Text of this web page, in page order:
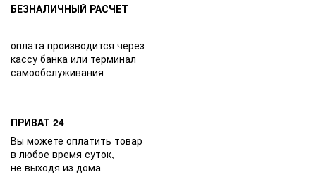
БЕЗНАЛИЧНЫЙ РАСЧЕТ
оплата производится через
кассу банка или терминал
самообслуживания
ПРИВАТ 24
Вы можете оплатить товар
в любое время суток,
не выходя из дома